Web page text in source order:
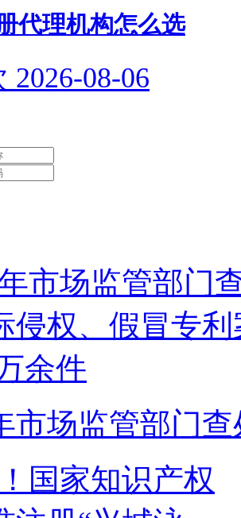
代理机构怎么选
2026-08-06
市场监管部门